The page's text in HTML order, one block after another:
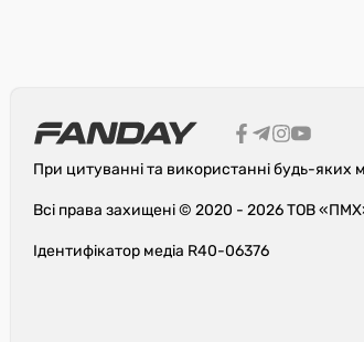
При цитуванні та використанні будь-яких
Всі права захищені © 2020 - 2026 ТОВ
Ідентифікатор медіа R40-06376